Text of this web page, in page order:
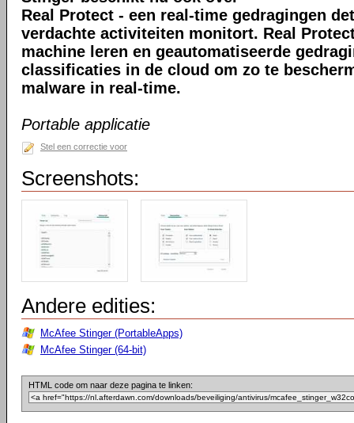
Real Protect - een real-time gedragingen
verdachte activiteiten monitort. Real
machine leren en geautomatiseerde
classificaties in de cloud om zo te
malware in real-time.
Portable applicatie
Stel een correctie voor
Screenshots:
Andere edities:
McAfee Stinger (PortableApps)
McAfee Stinger (64-bit)
HTML code om naar deze pagina te linken: